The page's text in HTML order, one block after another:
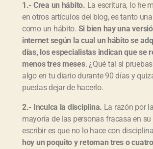
1.- Crea un hábito. La escritura, lo he
en otros artículos del blog, es tanto
como un hábito. Si bien hay una
internet según la cual un hábito se
días, los especialistas indican que se
menos tres meses. ¿Qué tal si
algo en tu diario durante 90 días y
puedas dejar de hacerlo.
2.- Inculca la disciplina. La razón por
mayoría de las personas fracasa en
escribir es que no lo hace con
hoy un poquito y retoman tres o